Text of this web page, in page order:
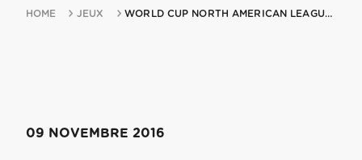
HOME JEUX WORLD CUP NORTH AMERICAN LEAGUE MIN USA EAST COAST MIN TORONTO 09112016 T...
09 NOVEMBRE 2016